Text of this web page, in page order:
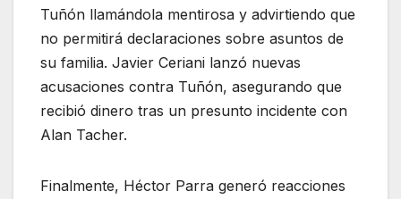
Tuñón llamándola mentirosa y advirtiendo que
no permitirá declaraciones sobre asuntos de
su familia. Javier Ceriani lanzó nuevas
acusaciones contra Tuñón, asegurando que
recibió dinero tras un presunto incidente con
Alan Tacher.
Finalmente, Héctor Parra generó reacciones